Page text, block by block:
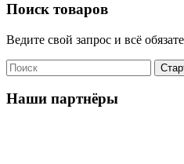
Поиск товаров
Ведите свой запрос и всё
Наши партнёры